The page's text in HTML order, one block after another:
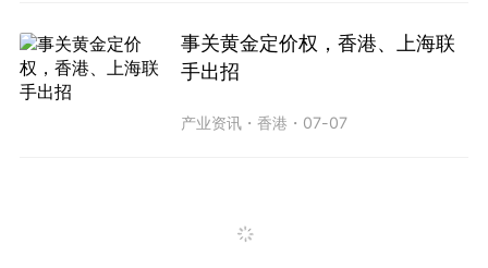
事关黄金定价权，香港、上海联
手出招
产业资讯 ・香港 ・ 07-07